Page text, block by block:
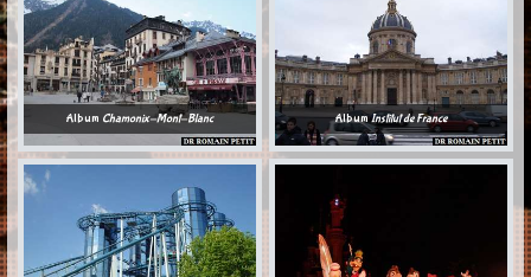
Album Chamonix-Mont-Blanc AlbumInstitut de France